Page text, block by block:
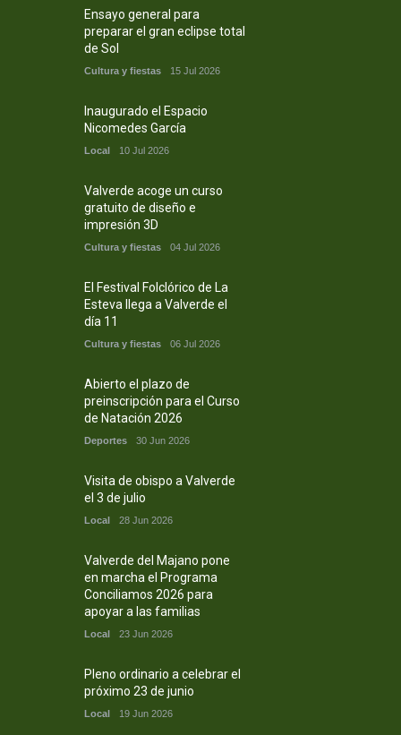
Ensayo general para
preparar el gran eclipse total
de Sol
Cultura y fiestas 15 Jul 2026
Inaugurado el Espacio
Nicomedes García
Local 10 Jul 2026
Valverde acoge un curso
gratuito de diseño e
impresión 3D
Cultura y fiestas 04 Jul 2026
El Festival Folclórico de La
Esteva llega a Valverde el
día 11
Cultura y fiestas 06 Jul 2026
Abierto el plazo de
preinscripción para el Curso
de Natación 2026
Deportes 30 Jun 2026
Visita de obispo a Valverde
el 3 de julio
Local 28 Jun 2026
Valverde del Majano pone
en marcha el Programa
Conciliamos 2026 para
apoyar a las familias
Local 23 Jun 2026
Pleno ordinario a celebrar el
próximo 23 de junio
Local 19 Jun 2026